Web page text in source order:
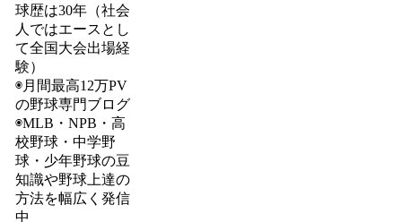
球歴は30年（社会
人ではエースとし
て全国大会出場経
験）
◉月間最高12万PV
の野球専門ブログ
◉MLB・NPB・高
校野球・中学野
球・少年野球の豆
知識や野球上達の
方法を幅広く発信
中